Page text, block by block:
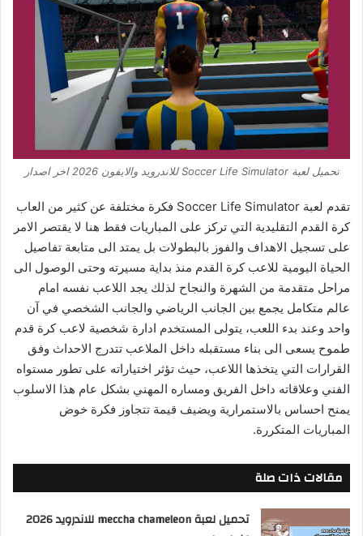
تحميل لعبة Soccer Life Simulator للاندرويد والايفون 2026 اخر اصدار
تقدم لعبة Soccer Life Simulator فكرة مختلفة عن كثير من العاب
كرة القدم التقليدية التي تركز على المباريات فقط هنا لا يقتصر الامر
على تسجيل الاهداف والفوز بالبطولات بل يمتد الى متابعة تفاصيل
الحياة اليومية للاعب كرة القدم منذ بداية مسيرته وحتى الوصول الى
مراحل متقدمة من الشهرة والنجاح لذلك يجد اللاعب نفسه امام
عالم متكامل يجمع بين الجانب الرياضي والجانب الشخصي في آن
واحد وعند بدء اللعب، يتولى المستخدم ادارة شخصية لاعب كرة قدم
طموح يسعى الى بناء مستقبله داخل الملاعب تتدرج الاحداث وفق
القرارات التي يتخذها اللاعب، حيث تؤثر اختياراته على تطور مستواه
الفني وعلاقاته داخل الفريق ومساره المهني بشكل عام هذا الاسلوب
يمنح احساس بالاستمرارية ويضيف قيمة تتجاوز فكرة خوض
المباريات المتكررة.
مقالات ذات صلة
تحميل لعبة meccha chameleon للاندرويد 2026